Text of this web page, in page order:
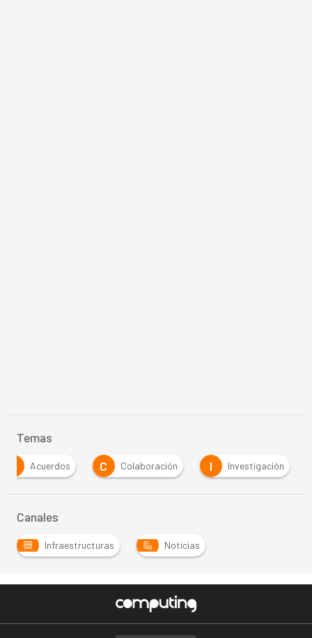
Temas
Acuerdos C Colaboración I Investigación
Canales
Infraestructuras Noticias